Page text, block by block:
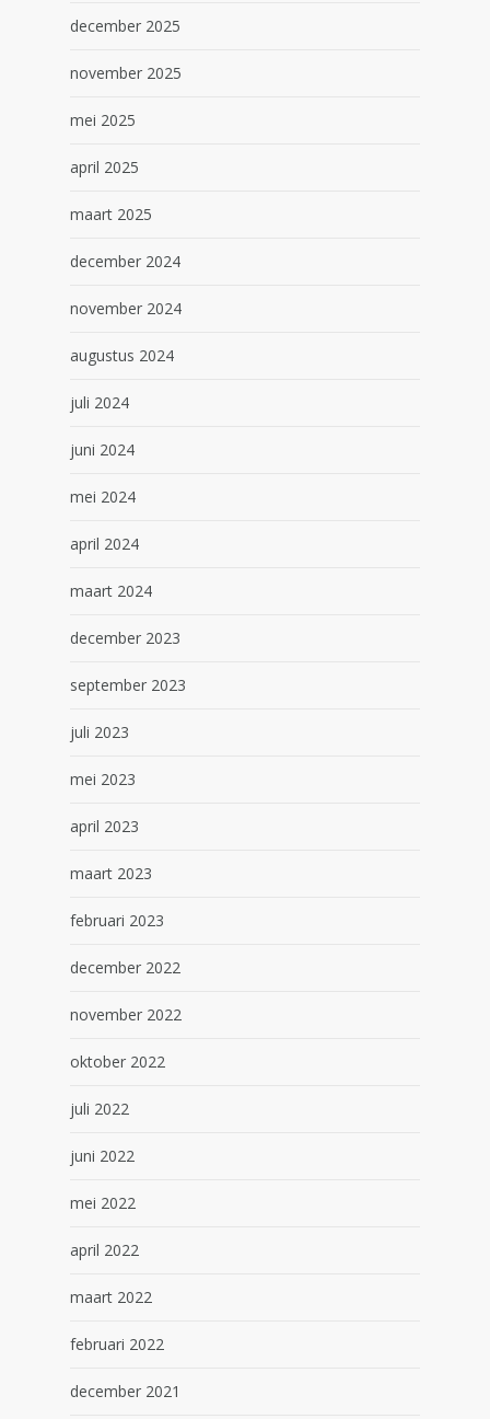
december 2025
november 2025
mei 2025
april 2025
maart 2025
december 2024
november 2024
augustus 2024
juli 2024
juni 2024
mei 2024
april 2024
maart 2024
december 2023
september 2023
juli 2023
mei 2023
april 2023
maart 2023
februari 2023
december 2022
november 2022
oktober 2022
juli 2022
juni 2022
mei 2022
april 2022
maart 2022
februari 2022
december 2021